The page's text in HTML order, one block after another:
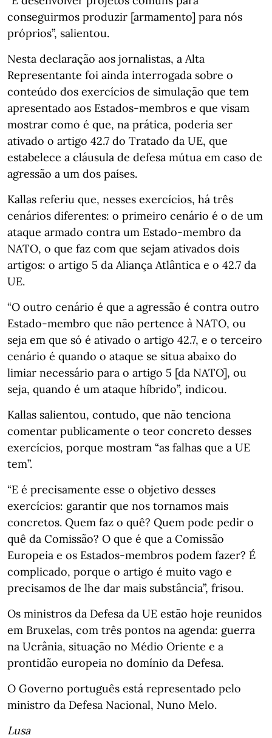
conseguirmos produzir [armamento] para nós
próprios”, salientou.
Nesta declaração aos jornalistas, a Alta
Representante foi ainda interrogada sobre o
conteúdo dos exercícios de simulação que tem
apresentado aos Estados-membros e que visam
mostrar como é que, na prática, poderia ser
ativado o artigo 42.7 do Tratado da UE, que
estabelece a cláusula de defesa mútua em caso de
agressão a um dos países.
Kallas referiu que, nesses exercícios, há três
cenários diferentes: o primeiro cenário é o de um
ataque armado contra um Estado-membro da
NATO, o que faz com que sejam ativados dois
artigos: o artigo 5 da Aliança Atlântica e o 42.7 da
UE.
“O outro cenário é que a agressão é contra outro
Estado-membro que não pertence à NATO, ou
seja em que só é ativado o artigo 42.7, e o terceiro
cenário é quando o ataque se situa abaixo do
limiar necessário para o artigo 5 [da NATO], ou
seja, quando é um ataque híbrido”, indicou.
Kallas salientou, contudo, que não tenciona
comentar publicamente o teor concreto desses
exercícios, porque mostram “as falhas que a UE
tem”.
“E é precisamente esse o objetivo desses
exercícios: garantir que nos tornamos mais
concretos. Quem faz o quê? Quem pode pedir o
quê da Comissão? O que é que a Comissão
Europeia e os Estados-membros podem fazer? É
complicado, porque o artigo é muito vago e
precisamos de lhe dar mais substância”, frisou.
Os ministros da Defesa da UE estão hoje reunidos
em Bruxelas, com três pontos na agenda: guerra
na Ucrânia, situação no Médio Oriente e a
prontidão europeia no domínio da Defesa.
O Governo português está representado pelo
ministro da Defesa Nacional, Nuno Melo.
Lusa